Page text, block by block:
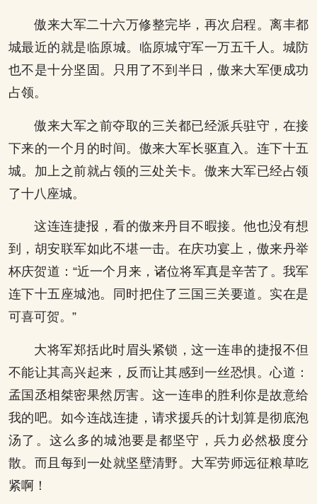
傲来大军二十六万修整完毕，再次启程。离丰都
城最近的就是临原城。临原城守军一万五千人。城防
也不是十分坚固。只用了不到半日，傲来大军便成功
占领。
傲来大军之前夺取的三关都已经派兵驻守，在接
下来的一个月的时间。傲来大军长驱直入。连下十五
城。加上之前就占领的三处关卡。傲来大军已经占领
了十八座城。
这连连捷报，看的傲来丹目不暇接。他也没有想
到，胡安联军如此不堪一击。在庆功宴上，傲来丹举
杯庆贺道：“近一个月来，诸位将军真是辛苦了。我军
连下十五座城池。同时把住了三国三关要道。实在是
可喜可贺。”
大将军郑括此时眉头紧锁，这一连串的捷报不但
不能让其高兴起来，反而让其感到一丝恐惧。心道：
孟国丞相桀密果然厉害。这一连串的胜利你是故意给
我的吧。如今连战连捷，请求援兵的计划算是彻底泡
汤了。这么多的城池要是都坚守，兵力必然极度分
散。而且每到一处就坚壁清野。大军劳师远征粮草吃
紧啊！